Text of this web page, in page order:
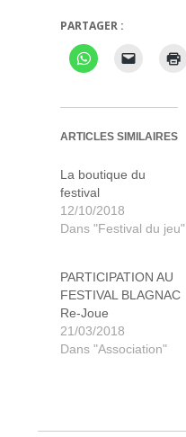
PARTAGER :
ARTICLES SIMILAIRES
La boutique du
festival
12/10/2018
Dans "Festival du jeu"
PARTICIPATION AU
FESTIVAL BLAGNAC
Re-Joue
21/03/2018
Dans "Association"